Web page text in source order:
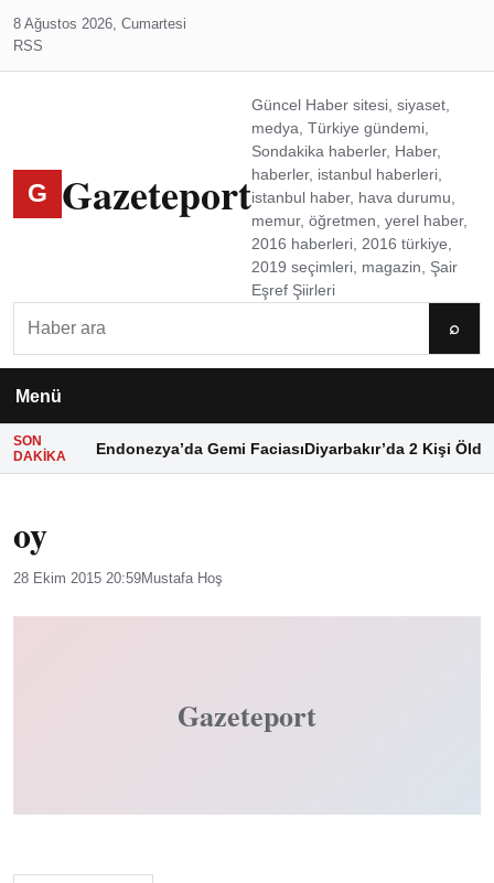
8 Ağustos 2026, Cumartesi
RSS
G Gazeteport
Güncel Haber sitesi, siyaset,
medya, Türkiye gündemi,
Sondakika haberler, Haber,
haberler, istanbul haberleri,
istanbul haber, hava durumu,
memur, öğretmen, yerel haber,
2016 haberleri, 2016 türkiye,
2019 seçimleri, magazin, Şair
Eşref Şiirleri
⌕
Menü
SON
DAKIKA
Endonezya’da Gemi FaciasıDiyarbakır’da 2 Kişi Öldü
oy
28 Ekim 2015 20:59Mustafa Hoş
Gazeteport